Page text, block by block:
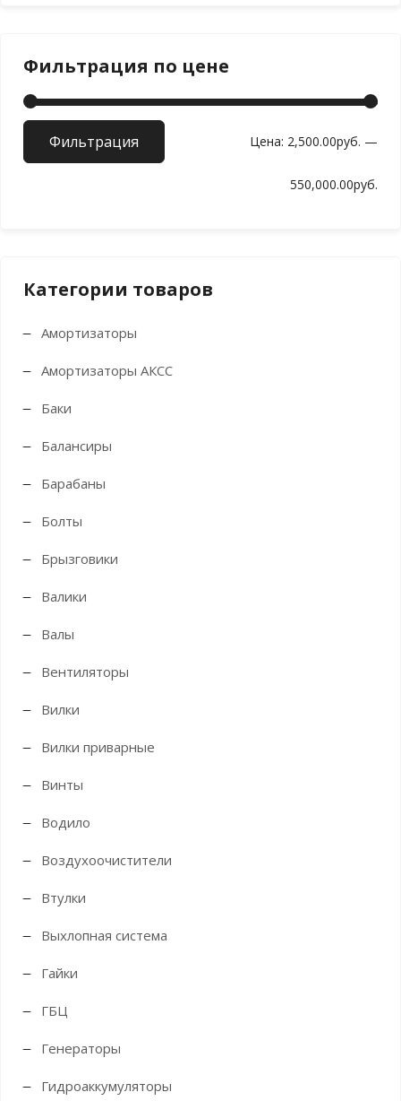
Фильтрация по цене
Фильтрация Цена: 2,500.00руб. —
550,000.00руб.
Категории товаров
Амортизаторы
Амортизаторы АКСС
Баки
Балансиры
Барабаны
Болты
Брызговики
Валики
Валы
Вентиляторы
Вилки
Вилки приварные
Винты
Водило
Воздухоочистители
Втулки
Выхлопная система
Гайки
ГБЦ
Генераторы
Гидроаккумуляторы